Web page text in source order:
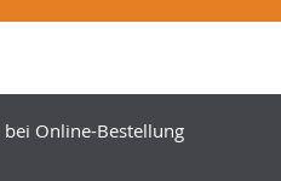
bei Online-Bestellung